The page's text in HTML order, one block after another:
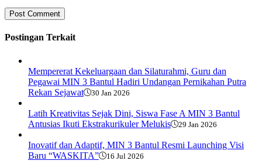
Postingan Terkait
Mempererat Kekeluargaan dan Silaturahmi, Guru dan
Pegawai MIN 3 Bantul Hadiri Undangan Pernikahan Putra
Rekan Sejawat
30 Jan 2026
Latih Kreativitas Sejak Dini, Siswa Fase A MIN 3 Bantul
Antusias Ikuti Ekstrakurikuler Melukis
29 Jan 2026
Inovatif dan Adaptif, MIN 3 Bantul Resmi Launching Visi
Baru “WASKITA”
16 Jul 2026